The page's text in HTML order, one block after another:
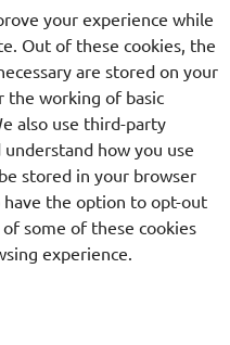
your experience while
Out of these cookies, the
are stored on your
the working of basic
also use third-party
how you use
stored in your browser
have the option to opt-out
some of these cookies
experience.